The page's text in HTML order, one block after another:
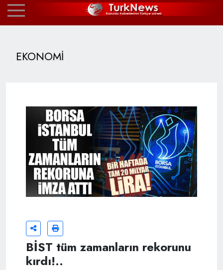
EKONOMİ
BİST tüm zamanların rekorunu
kırdı!..